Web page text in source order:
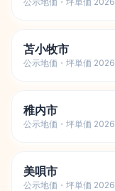
苫小牧市
公示地価・坪単価 2026
稚内市
公示地価・坪単価 2026
美唄市
公示地価・坪単価 2026